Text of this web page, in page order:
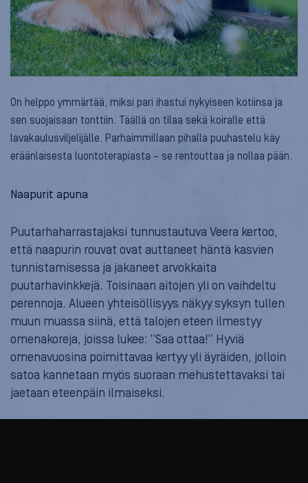
On helppo ymmärtää, miksi pari ihastui nykyiseen kotiinsa ja
sen suojaisaan tonttiin. Täällä on tilaa sekä koiralle että
lavakaulusviljelijälle. Parhaimmillaan pihalla puuhastelu käy
eräänlaisesta luontoterapiasta – se rentouttaa ja nollaa pään.
Naapurit apuna
Puutarhaharrastajaksi tunnustautuva Veera kertoo,
että naapurin rouvat ovat auttaneet häntä kasvien
tunnistamisessa ja jakaneet arvokkaita
puutarhavinkkejä. Toisinaan aitojen yli on vaihdeltu
perennoja. Alueen yhteisöllisyys näkyy syksyn tullen
muun muassa siinä, että talojen eteen ilmestyy
omenakoreja, joissa lukee: ”Saa ottaa!” Hyviä
omenavuosina poimittavaa kertyy yli äyräiden, jolloin
satoa kannetaan myös suoraan mehustettavaksi tai
jaetaan eteenpäin ilmaiseksi.